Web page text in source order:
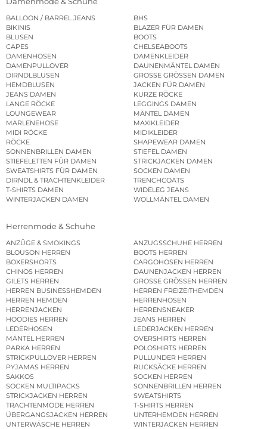
BALLOON / BARREL JEANS
BHS
BIKINIS
BLAZER FÜR DAMEN
BLUSEN
BOOTS
CAPES
CHELSEABOOTS
DAMENHOSEN
DAMENKLEIDER
DAMENPULLOVER
DAUNENMÄNTEL DAMEN
DIRNDLBLUSEN
GROSSE GRÖSSEN DAMEN
HEMDBLUSEN
JACKEN FÜR DAMEN
JEANS DAMEN
KURZE RÖCKE
LANGE RÖCKE
LEGGINGS DAMEN
LOUNGEWEAR
MÄNTEL DAMEN
MARLENEHOSE
MAXIKLEIDER
MIDI RÖCKE
MIDIKLEIDER
RÖCKE
SHAPEWEAR DAMEN
SONNENBRILLEN DAMEN
STIEFEL DAMEN
STIEFELETTEN FÜR DAMEN
STRICKJACKEN DAMEN
SWEATSHIRTS FÜR DAMEN
SOCKEN DAMEN
DIRNDL & TRACHTENKLEIDER
TRENCHCOATS
T-SHIRTS DAMEN
WIDELEG JEANS
WINTERJACKEN DAMEN
WOLLMÄNTEL DAMEN
Herrenmode & Schuhe
ANZÜGE & SMOKINGS
ANZUGSSCHUHE HERREN
BLOUSON HERREN
BOOTS HERREN
BOXERSHORTS
CARGOHOSEN HERREN
CHINOS HERREN
DAUNENJACKEN HERREN
GILETS HERREN
GROSSE GRÖSSEN HERREN
HERREN BUSINESSHEMDEN
HERREN FREIZEITHEMDEN
HERREN HEMDEN
HERRENHOSEN
HERRENJACKEN
HERRENSNEAKER
HOODIES HERREN
JEANS HERREN
LEDERHOSEN
LEDERJACKEN HERREN
MÄNTEL HERREN
OVERSHIRTS HERREN
PARKA HERREN
POLOSHIRTS HERREN
STRICKPULLOVER HERREN
PULLUNDER HERREN
PYJAMAS HERREN
RUCKSÄCKE HERREN
SAKKOS
SOCKEN HERREN
SOCKEN MULTIPACKS
SONNENBRILLEN HERREN
STRICKJACKEN HERREN
SWEATSHIRTS
TRACHTENMODE HERREN
T-SHIRTS HERREN
ÜBERGANGSJACKEN HERREN
UNTERHEMDEN HERREN
UNTERWÄSCHE HERREN
WINTERJACKEN HERREN